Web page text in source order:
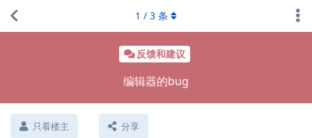
反馈和建议
编辑器的bug
只看楼主 分享
1 / 3 条